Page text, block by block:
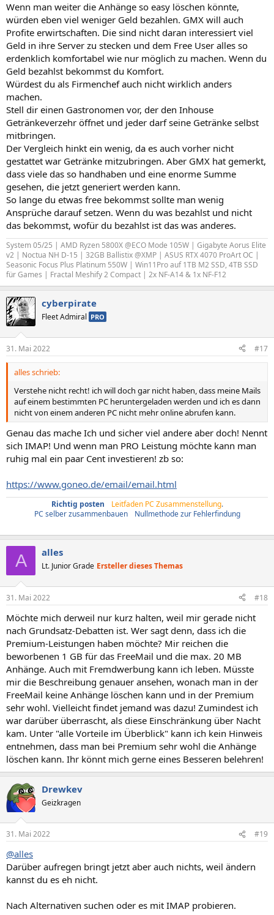
:
Wenn man weiter die Anhänge so easy löschen könnte,
würden eben viel weniger Geld bezahlen. GMX will auch
Profite erwirtschaften. Die sind nicht daran interessiert viel
Geld in ihre Server zu stecken und dem Free User alles so
erdenklich komfortabel wie nur möglich zu machen. Wenn du
Geld bezahlst bekommst du Komfort.
Würdest du als Firmenchef auch nicht wirklich anders
machen.
Stell dir einen Gastronomen vor, der den Inhouse
Getränkeverzehr öffnet und jeder darf seine Getränke selbst
mitbringen.
Der Vergleich hinkt ein wenig, da es auch vorher nicht
gestattet war Getränke mitzubringen. Aber GMX hat gemerkt,
dass viele das so handhaben und eine enorme Summe
gesehen, die jetzt generiert werden kann.
So lange du etwas free bekommst sollte man wenig
Ansprüche darauf setzen. Wenn du was bezahlst und nicht
das bekommst, wofür du bezahlst ist das was anderes.
System 05/25 | AMD Ryzen 5800X @ECO Mode 105W | Gigabyte Aorus Elite
v2 | Noctua NH D-15 | 32GB Ballistix @XMP | ASUS RTX 4070 ProArt OC |
Seasonic Focus Plus Platinum 550W | Win11Pro auf 1TB M2 SSD, 4TB SSD
für Games | Fractal Meshify 2 Compact | 2x NF-A14 & 1x NF-F12
cyberpirate
Fleet Admiral PRO
31. Mai 2022 #17
alles schrieb:
Verstehe nicht recht! ich will doch gar nicht haben, dass meine Mails
auf einem bestimmten PC heruntergeladen werden und ich es dann
nicht von einem anderen PC nicht mehr online abrufen kann.
Genau das mache Ich und sicher viel andere aber doch! Nennt
sich IMAP! Und wenn man PRO Leistung möchte kann man
ruhig mal ein paar Cent investieren! zb so:
https://www.goneo.de/email/email.html
Richtig posten Leitfaden PC Zusammenstellung.
PC selber zusammenbauen
Nullmethode zur Fehlerfindung
A alles
Lt. Junior Grade Ersteller dieses Themas
31. Mai 2022 #18
Möchte mich derweil nur kurz halten, weil mir gerade nicht
nach Grundsatz-Debatten ist. Wer sagt denn, dass ich die
Premium-Leistungen haben möchte? Mir reichen die
beworbenen 1 GB für das FreeMail und die max. 20 MB
Anhänge. Auch mit Fremdwerbung kann ich leben. Müsste
mir die Beschreibung genauer ansehen, wonach man in der
FreeMail keine Anhänge löschen kann und in der Premium
sehr wohl. Vielleicht findet jemand was dazu! Zumindest ich
war darüber überrascht, als diese Einschränkung über Nacht
kam. Unter "alle Vorteile im Überblick" kann ich kein Hinweis
entnehmen, dass man bei Premium sehr wohl die Anhänge
löschen kann. Ihr könnt mich gerne eines Besseren belehren!
Drewkev
Geizkragen
31. Mai 2022 #19
@alles
Darüber aufregen bringt jetzt aber auch nichts, weil ändern
kannst du es eh nicht.
Nach Alternativen suchen oder es mit IMAP probieren.